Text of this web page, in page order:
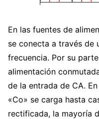
En las fuentes de
se conecta a través de
frecuencia. Por su
alimentación
de la entrada de CA.
«Co» se carga hasta
rectificada, la mayoría